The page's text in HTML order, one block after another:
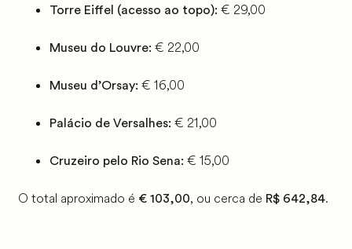
Torre Eiffel (acesso ao topo): € 29,00
Museu do Louvre: € 22,00
Museu d’Orsay: € 16,00
Palácio de Versalhes: € 21,00
Cruzeiro pelo Rio Sena: € 15,00
O total aproximado é € 103,00, ou cerca de R$ 642,84.